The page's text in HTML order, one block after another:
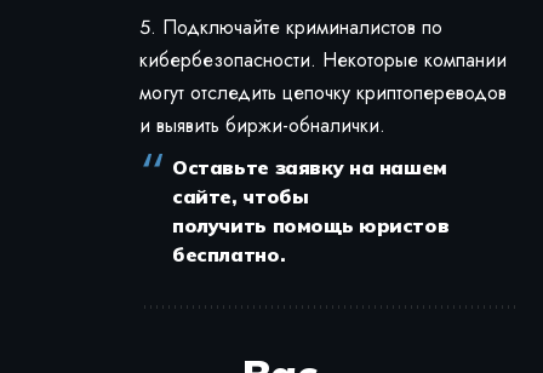
Подключайте криминалистов по
кибербезопасности. Некоторые компании
могут отследить цепочку криптопереводов
и выявить биржи-обналички.
Оставьте заявку на нашем
сайте, чтобы
получить помощь юристов
бесплатно.